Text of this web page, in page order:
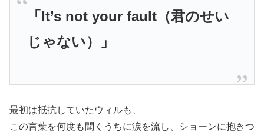
「It’s not your fault（君のせい
じゃない）」
最初は抵抗していたウィルも、
この言葉を何度も聞くうちに涙を流し、ショーンに抱きつ